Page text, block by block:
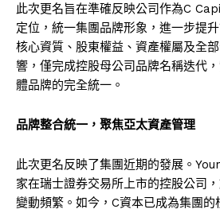
此次更名旨在準確反映公司作為C
定位，統一集團品牌形象，進一步提
核心資質、股東權益、資產權屬及全
響，僅完成控股母公司品牌名稱迭代
體品牌的完全統一。
品牌整合統一， 聚焦亞太資產管理
此次更名反映了集團近期的發展。
家在瑞士證券交易所上市的控股公司
變動頻繁。如今，C資本已成為集團